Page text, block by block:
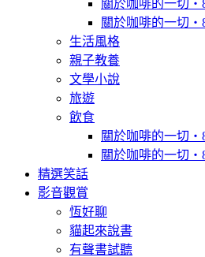
關於咖啡的一切
關於咖啡的一切
生活風格
親子教養
文學小說
旅遊
飲食
關於咖啡的一切
關於咖啡的一切
精選笑話
影音觀賞
恆好聊
貓起來說書
有聲書試聽